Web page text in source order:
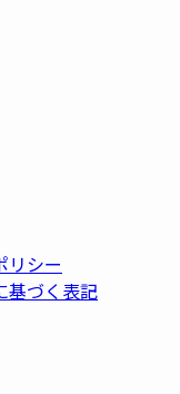
リシー
基づく表記